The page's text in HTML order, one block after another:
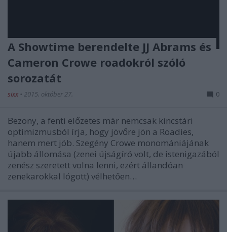
A Showtime berendelte JJ Abrams és
Cameron Crowe roadokról szóló
sorozatát
sixx • 2015. október 27. 0
Bezony, a fenti előzetes már nemcsak kincstári
optimizmusból írja, hogy jövőre jön a Roadies,
hanem mert jöb. Szegény Crowe monomániájának
újabb állomása (zenei újságíró volt, de istenigazából
zenész szeretett volna lenni, ezért állandóan
zenekarokkal lógott) vélhetően…